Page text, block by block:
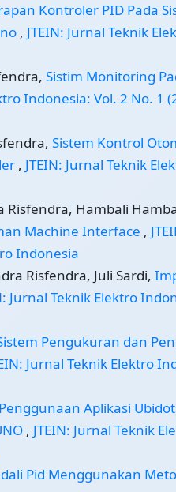
Kontroler PID Pada
, JTEIN: Jurnal Teknik
Sistim Monitoring
Indonesia: Vol. 2 No. 1
Sistem Kontrol
, JTEIN: Jurnal Teknik
Risfendra, Hambali
Machine Interface ,
Indonesia
Risfendra, Juli Sardi,
Jurnal Teknik Elektro
Pengukuran dan
Jurnal Teknik Elektro
Penggunaan Aplikasi
, JTEIN: Jurnal Teknik
Pid Menggunakan